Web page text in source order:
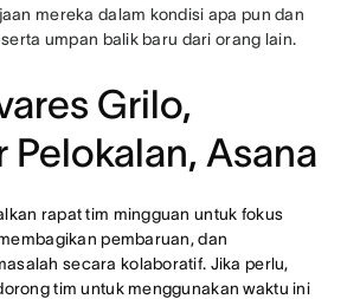
mereka dalam kondisi apa pun dan
umpan balik baru dari orang lain.
Grilo,
Pelokalan, Asana
rapat tim mingguan untuk fokus
pembaruan, dan
secara kolaboratif. Jika perlu,
tim untuk menggunakan waktu ini